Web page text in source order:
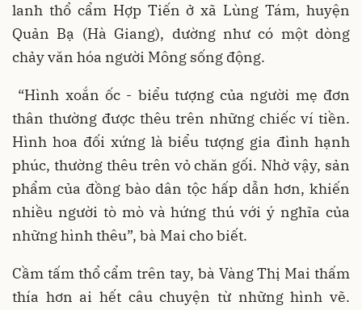
lanh thổ cẩm Hợp Tiến ở xã Lùng Tám, huyện
Quản Bạ (Hà Giang), dường như có một dòng
chảy văn hóa người Mông sống động.
“Hình xoắn ốc - biểu tượng của người mẹ đơn
thân thường được thêu trên những chiếc ví tiền.
Hình hoa đối xứng là biểu tượng gia đình hạnh
phúc, thường thêu trên vỏ chăn gối. Nhờ vậy, sản
phẩm của đồng bào dân tộc hấp dẫn hơn, khiến
nhiều người tò mò và hứng thú với ý nghĩa của
những hình thêu”, bà Mai cho biết.
Cầm tấm thổ cẩm trên tay, bà Vàng Thị Mai thấm
thía hơn ai hết câu chuyện từ những hình vẽ.